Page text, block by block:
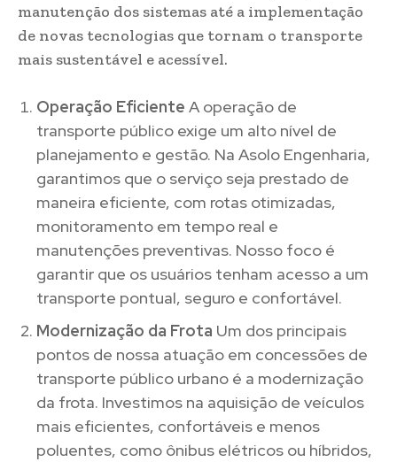
manutenção dos sistemas até a implementação
de novas tecnologias que tornam o transporte
mais sustentável e acessível.
Operação Eficiente A operação de
transporte público exige um alto nível de
planejamento e gestão. Na Asolo Engenharia,
garantimos que o serviço seja prestado de
maneira eficiente, com rotas otimizadas,
monitoramento em tempo real e
manutenções preventivas. Nosso foco é
garantir que os usuários tenham acesso a um
transporte pontual, seguro e confortável.
Modernização da Frota Um dos principais
pontos de nossa atuação em concessões de
transporte público urbano é a modernização
da frota. Investimos na aquisição de veículos
mais eficientes, confortáveis e menos
poluentes, como ônibus elétricos ou híbridos,